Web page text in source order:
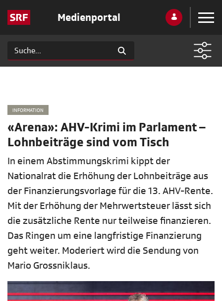
Medienportal
INFORMATION
«Arena»: AHV-Krimi im Parlament –
Lohnbeiträge sind vom Tisch
In einem Abstimmungskrimi kippt der
Nationalrat die Erhöhung der Lohnbeiträge aus
der Finanzierungsvorlage für die 13. AHV-Rente.
Mit der Erhöhung der Mehrwertsteuer lässt sich
die zusätzliche Rente nur teilweise finanzieren.
Das Ringen um eine langfristige Finanzierung
geht weiter. Moderiert wird die Sendung von
Mario Grossniklaus.